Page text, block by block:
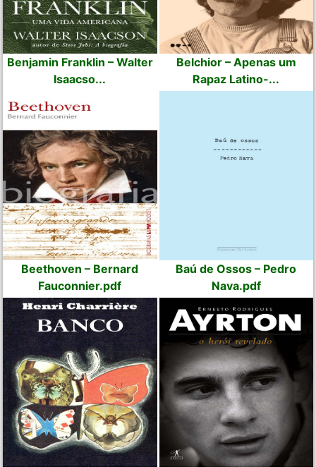
Benjamin Franklin – Walter
Isaacso...
Belchior – Apenas um
Rapaz Latino-...
Beethoven – Bernard
Fauconnier.pdf
Baú de Ossos – Pedro
Nava.pdf